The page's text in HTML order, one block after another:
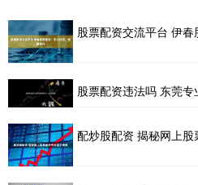
股票配资交流平台 伊
股票配资违法吗 东莞
配炒股配资 揭秘网上